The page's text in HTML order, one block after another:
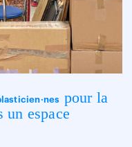
pour la
un espace